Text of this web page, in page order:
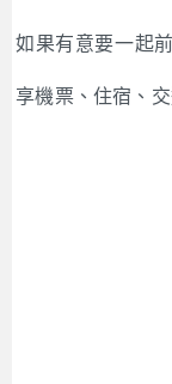
如果有意要一起
享機票、住宿、交